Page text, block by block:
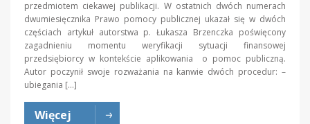
przedmiotem ciekawej publikacji. W ostatnich dwóch numerach
dwumiesięcznika Prawo pomocy publicznej ukazał się w dwóch
częściach artykuł autorstwa p. Łukasza Brzenczka poświęcony
zagadnieniu momentu weryfikacji sytuacji finansowej
przedsiębiorcy w kontekście aplikowania o pomoc publiczną.
Autor poczynił swoje rozważania na kanwie dwóch procedur: –
ubiegania […]
Więcej